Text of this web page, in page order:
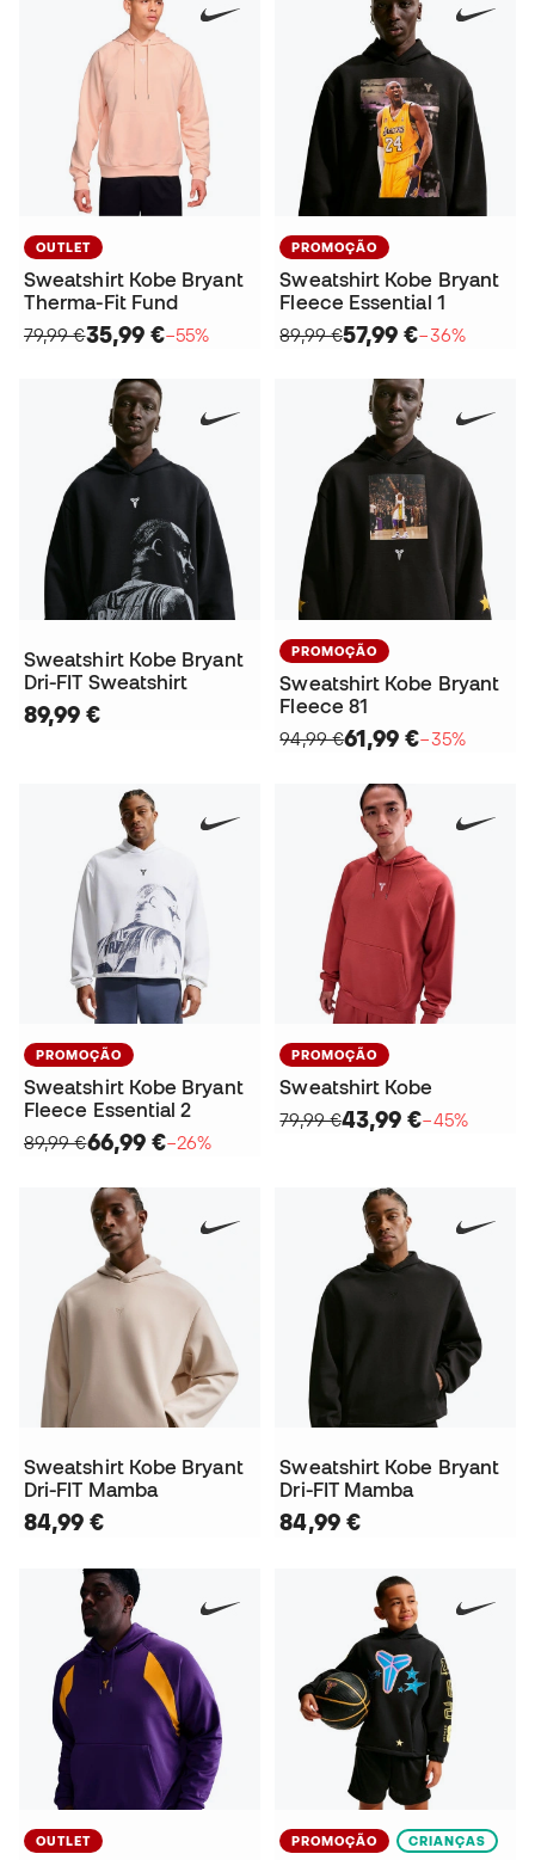
OUTLET
Sweatshirt Kobe Bryant
Therma-Fit Fund
79,99 €35,99 €−55%
PROMOÇÃO
Sweatshirt Kobe Bryant
Fleece Essential 1
89,99 €57,99 €−36%
Sweatshirt Kobe Bryant
Dri-FIT Sweatshirt
89,99 €
PROMOÇÃO
Sweatshirt Kobe Bryant
Fleece 81
94,99 €61,99 €−35%
PROMOÇÃO
Sweatshirt Kobe Bryant
Fleece Essential 2
89,99 €66,99 €−26%
PROMOÇÃO
Sweatshirt Kobe
79,99 €43,99 €−45%
Sweatshirt Kobe Bryant
Dri-FIT Mamba
84,99 €
Sweatshirt Kobe Bryant
Dri-FIT Mamba
84,99 €
OUTLET PROMOÇÃO CRIANÇAS